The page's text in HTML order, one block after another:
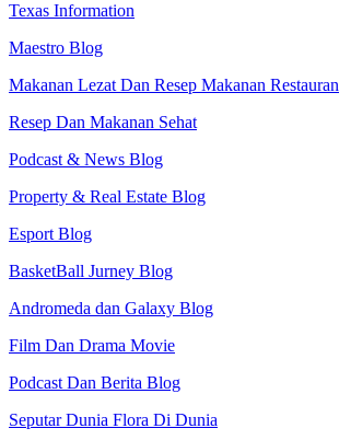
Texas Information
Maestro Blog
Makanan Lezat Dan Resep Makanan Restauran
Resep Dan Makanan Sehat
Podcast & News Blog
Property & Real Estate Blog
Esport Blog
BasketBall Jurney Blog
Andromeda dan Galaxy Blog
Film Dan Drama Movie
Podcast Dan Berita Blog
Seputar Dunia Flora Di Dunia